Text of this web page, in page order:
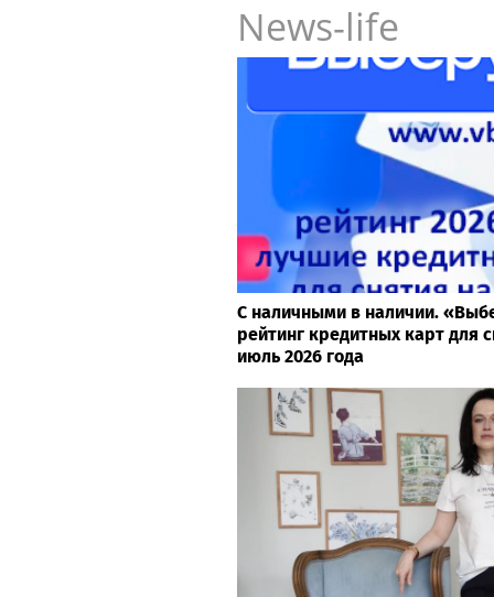
News-life
С наличными в наличии.
рейтинг кредитных карт для
июль 2026 года